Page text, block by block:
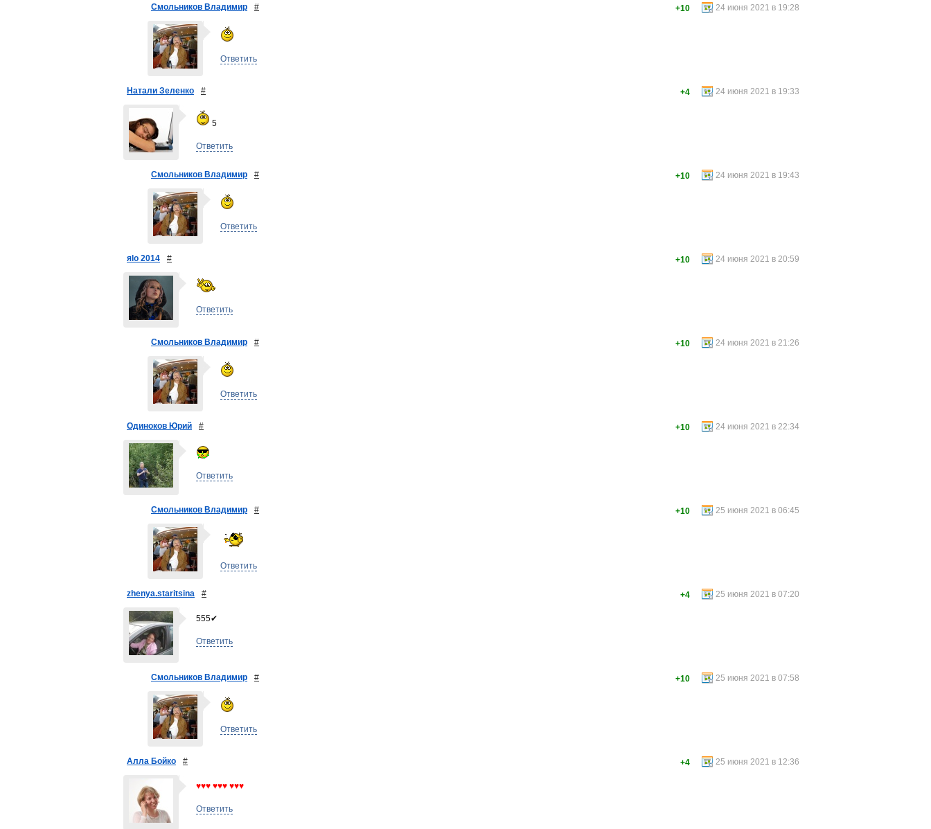
Смольников Владимир # 24 июня 2021 в 19:28
+10
Ответить
Натали Зеленко # 24 июня 2021 в 19:33
+4
5
Ответить
Смольников Владимир # 24 июня 2021 в 19:43
+10
Ответить
яlo 2014 # 24 июня 2021 в 20:59
+10
Ответить
Смольников Владимир # 24 июня 2021 в 21:26
+10
Ответить
Одиноков Юрий # 24 июня 2021 в 22:34
+10
Ответить
Смольников Владимир # 25 июня 2021 в 06:45
+10
Ответить
zhenya.staritsina # 25 июня 2021 в 07:20
+4
555✔
Ответить
Смольников Владимир # 25 июня 2021 в 07:58
+10
Ответить
Алла Бойко # 25 июня 2021 в 12:36
+4
♥♥♥ ♥♥♥ ♥♥♥
Ответить